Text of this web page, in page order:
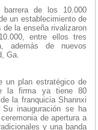
de los 10.000
un establecimiento de
la enseña rivalizaron
entre ellos tres
además de nuevos
Ga.
un plan estratégico de
la firma ya tiene 80
la franquicia Shannxi
inauguración se ha
de apertura a
y una banda